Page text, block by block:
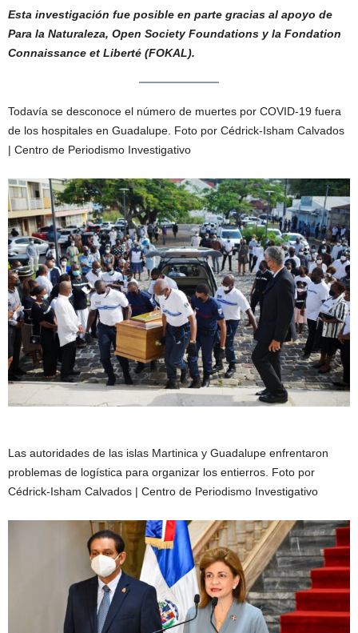
Esta investigación fue posible en parte gracias al apoyo de
Para la Naturaleza, Open Society Foundations y la Fondation
Connaissance et Liberté (FOKAL).
Todavía se desconoce el número de muertes por COVID-19 fuera
de los hospitales en Guadalupe. Foto por Cédrick-Isham Calvados
| Centro de Periodismo Investigativo
Las autoridades de las islas Martinica y Guadalupe enfrentaron
problemas de logística para organizar los entierros. Foto por
Cédrick-Isham Calvados | Centro de Periodismo Investigativo